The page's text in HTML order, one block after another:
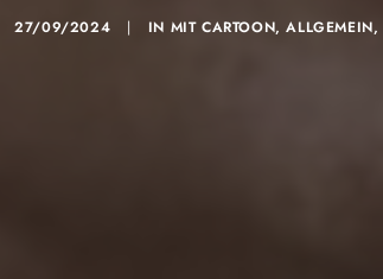
27/09/2024 | IN MIT CARTOON,ALLGEMEIN,